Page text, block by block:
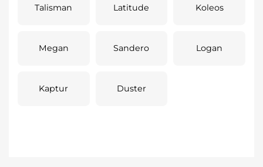
Talisman Latitude Koleos
Megan Sandero Logan
Kaptur Duster